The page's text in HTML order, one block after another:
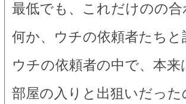
最低でも、これだけのの
何か、ウチの依頼者たち
ウチの依頼者の中で、本
部屋の入りと出狙いだっ